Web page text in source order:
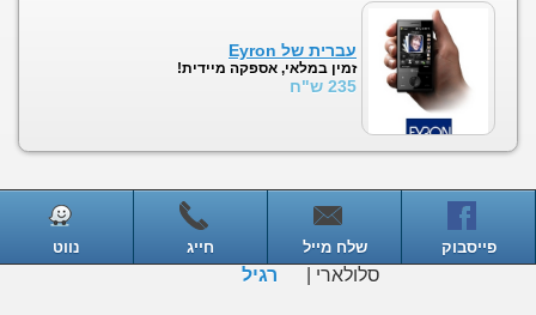
עברית של Eyron
זמין במלאי, אספקה מיידית!
235 ש"ח
פייסבוק שלח מייל חייג נווט
סלולארי | רגיל